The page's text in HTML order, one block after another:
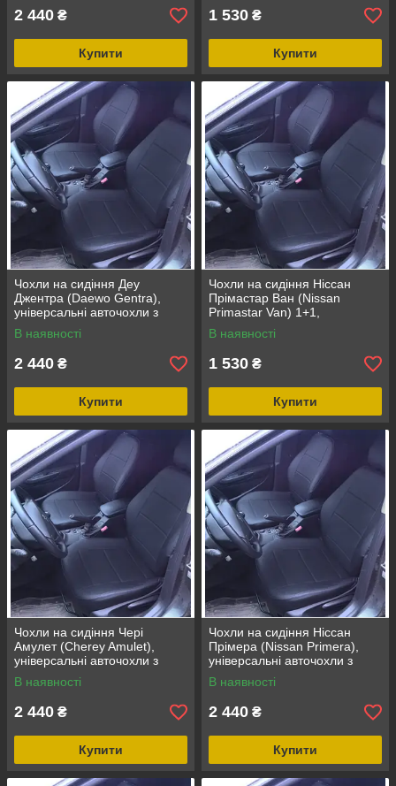
2 440 ₴
Купити
1 530 ₴
Купити
Чохли на сидіння Деу
Джентра (Daewo Gentra),
універсальні авточохли з
екошкіри в Україні
В наявності
2 440 ₴
Купити
Чохли на сидіння Ніссан
Прімастар Ван (Nissan
Primastar Van) 1+1,
універсальні авточохли з
екошкіри в Україні
В наявності
1 530 ₴
Купити
Чохли на сидіння Чері
Амулет (Cherey Amulet),
універсальні авточохли з
екошкіри в Україні
В наявності
2 440 ₴
Купити
Чохли на сидіння Ніссан
Прімера (Nissan Primera),
універсальні авточохли з
екошкіри в Україні
В наявності
2 440 ₴
Купити